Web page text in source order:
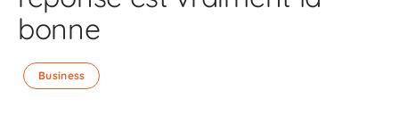
bonne
Business